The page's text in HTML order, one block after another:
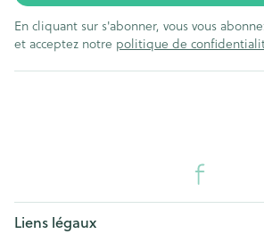
En cliquant sur s'abonner, vous vous
et acceptez notre politique de
Liens légaux